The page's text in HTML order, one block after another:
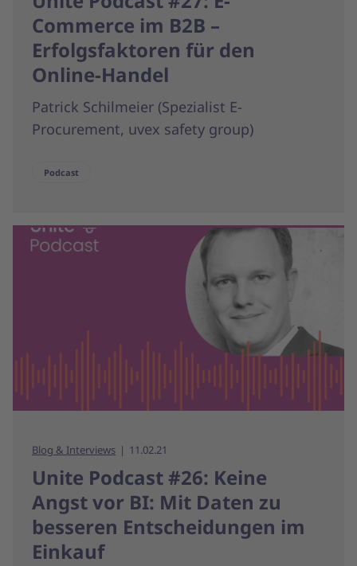
Commerce im B2B –
Erfolgsfaktoren für den
Online-Handel
Patrick Schilmeier (Spezialist E-
Procurement, uvex safety group)
Podcast
Blog & Interviews 11.02.21
Unite Podcast #26: Keine
Angst vor BI: Mit Daten zu
besseren Entscheidungen im
Einkauf